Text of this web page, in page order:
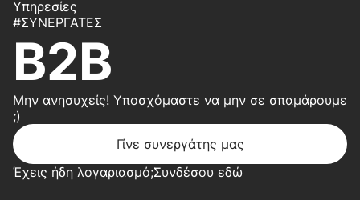
Υπηρεσίες
#ΣΥΝΕΡΓΆΤΕΣ
B2B
Μην ανησυχείς! Υποσχόμαστε να μην σε σπαμάρουμε
;)
Γίνε συνεργάτης μας
Έχεις ήδη λογαριασμό;Συνδέσου εδώ